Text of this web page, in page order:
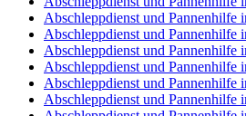
Abschleppdienst und Pannenhilfe
Abschleppdienst und Pannenhilfe
Abschleppdienst und Pannenhilfe
Abschleppdienst und Pannenhilfe
Abschleppdienst und Pannenhilfe
Abschleppdienst und Pannenhilfe